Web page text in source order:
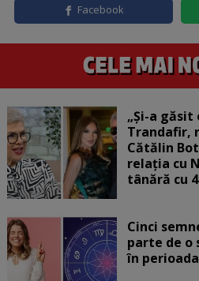
Facebook
„Și-a găsit
Trandafir,
Cătălin
relația cu
tânără cu
Cinci
parte de o
în